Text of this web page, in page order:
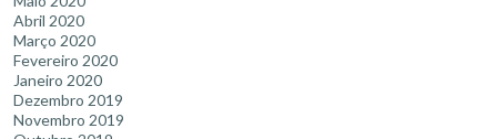
Abril 2020
Março 2020
Fevereiro 2020
Janeiro 2020
Dezembro 2019
Novembro 2019